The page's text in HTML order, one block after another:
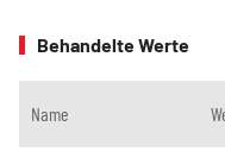
Behandelte Werte
Name